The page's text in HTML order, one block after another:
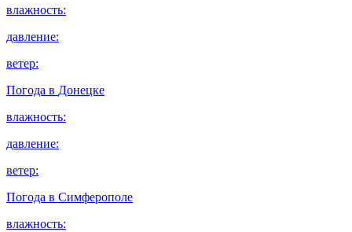
влажность:
давление:
ветер:
Погода в Донецке
влажность:
давление:
ветер:
Погода в Симферополе
влажность: